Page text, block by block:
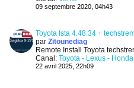
09 septembre 2020, 04h43
Toyota Ista 4.48.34 +
par Zitounediag
Remote Install Toyota
Canal: Toyota - Lexus - Honda
22 avril 2025, 22h09